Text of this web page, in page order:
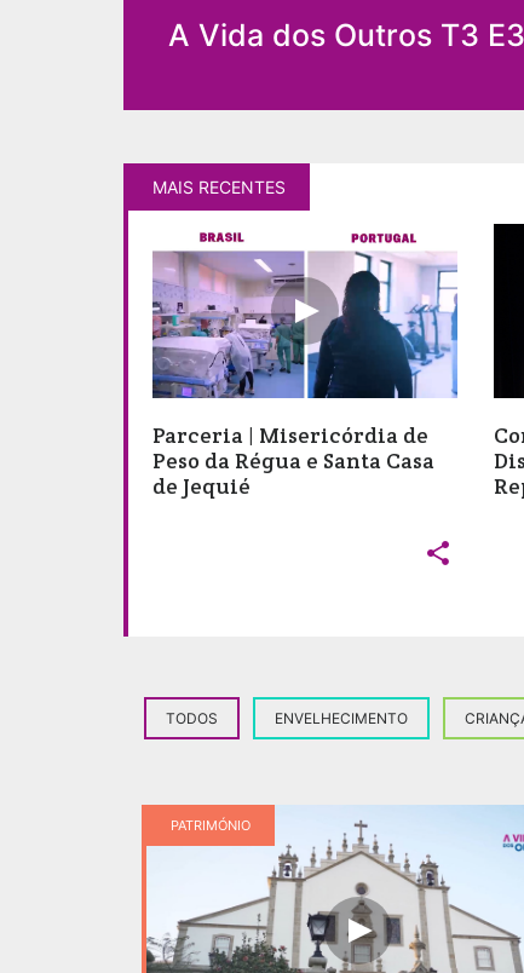
A Vida dos Outros T3
MAIS RECENTES
Parceria | Misericórdia de
Peso da Régua e Santa Casa
de Jequié

TODOS ENVELHECIMENTO
PATRIMÓNIO